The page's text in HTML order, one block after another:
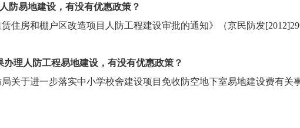
防易地建设，有没有优惠政策？
住房和棚户区改造项目人防工程建设审批的通知》（京民防发
办理人防工程易地建设，有没有优惠政策？
关于进一步落实中小学校舍建设项目免收防空地下室易地建设费有